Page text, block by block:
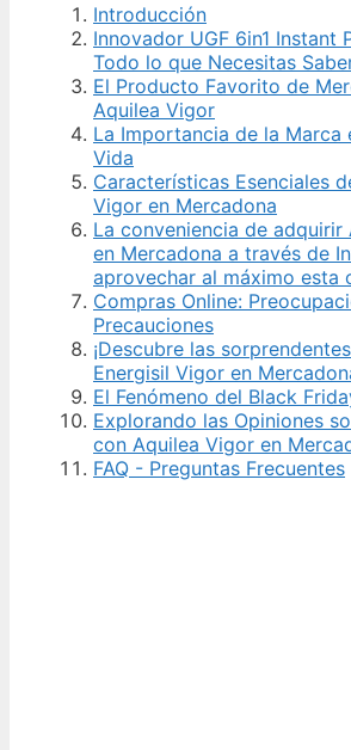
Introducción
Innovador UGF 6in1 Instant
Todo lo que Necesitas
El Producto Favorito de
Aquilea Vigor
La Importancia de la Marca
Vida
Características Esenciales
Vigor en Mercadona
La conveniencia de adquirir
en Mercadona a través de
aprovechar al máximo esta
Compras Online:
Precauciones
¡Descubre las
Energisil Vigor en
El Fenómeno del Black
Explorando las Opiniones
con Aquilea Vigor en
FAQ - Preguntas Frecuentes